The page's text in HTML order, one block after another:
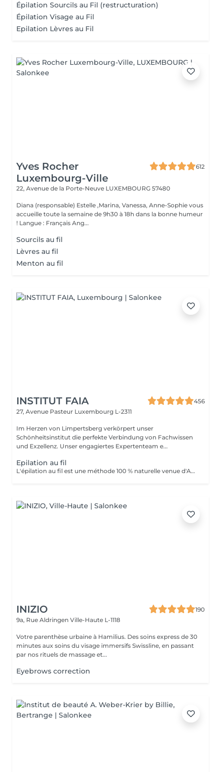
Épilation Sourcils au Fil (restructuration)
Épilation Visage au Fil
Epilation Lèvres au Fil
Yves Rocher
Luxembourg-Ville
612
22, Avenue de la Porte-Neuve LUXEMBOURG 57480
Diana (responsable) Estelle ,Marina, Vanessa, Anne-Sophie vous
accueille toute la semaine de 9h30 à 18h dans la bonne humeur
! Langue : Français Ang...
Sourcils au fil
Lèvres au fil
Menton au fil
INSTITUT FAIA
456
27, Avenue Pasteur Luxembourg L-2311
Im Herzen von Limpertsberg verkörpert unser
Schönheitsinstitut die perfekte Verbindung von Fachwissen
und Exzellenz. Unser engagiertes Expertenteam e...
Epilation au fil
L'épilation au fil est une méthode 100 % naturelle venue d'Asie et du Moyen-Orient. Elle consiste à utiliser un fil de coton torsadé pour retirer le poil à la racine avec une grande précision. Idéale pour les zones sensibles du visage (sourcils, lèvre, menton, joues...), cette technique est douce, hygiénique et adaptée à tous les types de peau, même les plus réactives. Le fil permet de dessiner des lignes nettes et parfaitement définies tout en évitant les irritations souvent causées par la cire ou la pince. * Les avantages: Résultat net et précis Repousse plus lente et plus fine Méthode naturelle, sans produit chimique Moins de risque de poils incarnés Convient aux peaux sensibles
INIZIO
190
9a, Rue Aldringen Ville-Haute L-1118
Votre parenthèse urbaine à Hamilius. Des soins express de 30
minutes aux soins du visage immersifs Swissline, en passant
par nos rituels de massage et...
Eyebrows correction